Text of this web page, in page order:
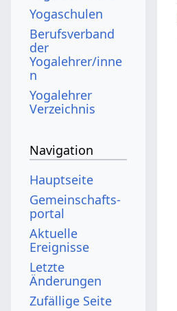
Yogaschulen
Berufsverband
der
Yogalehrer/inne
n
Yogalehrer
Verzeichnis
Navigation
Hauptseite
Gemeinschafts­
portal
Aktuelle
Ereignisse
Letzte
Änderungen
Zufällige Seite